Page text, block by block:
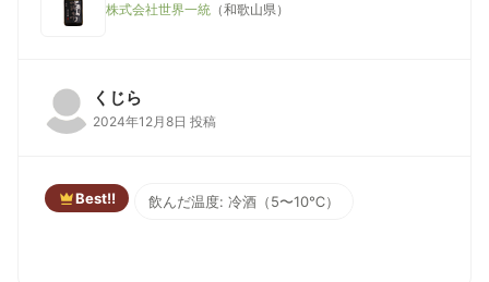
株式会社世界一統 （和歌山県）
くじら
2024年12月8日 投稿
Best!! 飲んだ温度: 冷酒（5〜10℃）